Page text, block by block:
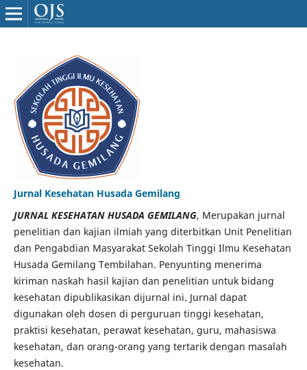
Jurnal Kesehatan Husada Gemilang
JURNAL KESEHATAN HUSADA GEMILANG, Merupakan jurnal
penelitian dan kajian ilmiah yang diterbitkan Unit Penelitian
dan Pengabdian Masyarakat Sekolah Tinggi Ilmu Kesehatan
Husada Gemilang Tembilahan. Penyunting menerima
kiriman naskah hasil kajian dan penelitian untuk bidang
kesehatan dipublikasikan dijurnal ini. Jurnal dapat
digunakan oleh dosen di perguruan tinggi kesehatan,
praktisi kesehatan, perawat kesehatan, guru, mahasiswa
kesehatan, dan orang-orang yang tertarik dengan masalah
kesehatan.